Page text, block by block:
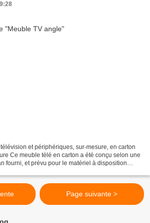
et périphériques, sur-mesure, en carton
Ce meuble télé en carton a été conçu selon une
fourni, et prévu pour le matériel à disposition
Page suivante >